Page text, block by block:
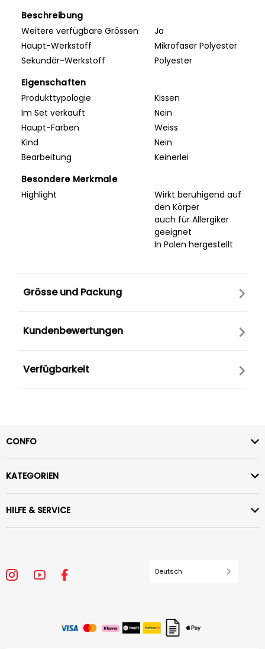
Beschreibung
Weitere verfügbare Grössen
Ja
Haupt-Werkstoff
Mikrofaser Polyester
Sekundär-Werkstoff
Polyester
Eigenschaften
Produkttypologie
Kissen
Im Set verkauft
Nein
Haupt-Farben
Weiss
Kind
Nein
Bearbeitung
Keinerlei
Besondere Merkmale
Highlight
Wirkt beruhigend auf
den Körper
auch für Allergiker
geeignet
In Polen hergestellt
Grösse und Packung
Kundenbewertungen
Verfügbarkeit
CONFO
KATEGORIEN
HILFE & SERVICE
Deutsch